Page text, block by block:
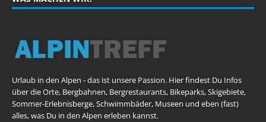
Urlaub in den Alpen - das ist unsere Passion. Hier findest Du Infos
über die Orte, Bergbahnen, Bergrestaurants, Bikeparks, Skigebiete,
Sommer-Erlebnisberge, Schwimmbäder, Museen und eben (fast)
alles, was Du in den Alpen erleben kannst.